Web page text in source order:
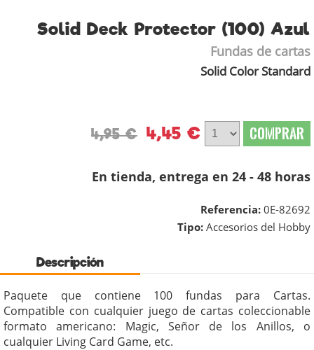
Solid Deck Protector (100) Azul
Fundas de cartas
Solid Color Standard
4,95 € 4,45 € COMPRAR
En tienda, entrega en 24 - 48 horas
Referencia: 0E-82692
Tipo: Accesorios del Hobby
Descripción
Paquete que contiene 100 fundas para Cartas.
Compatible con cualquier juego de cartas coleccionable
formato americano: Magic, Señor de los Anillos, o
cualquier Living Card Game, etc.